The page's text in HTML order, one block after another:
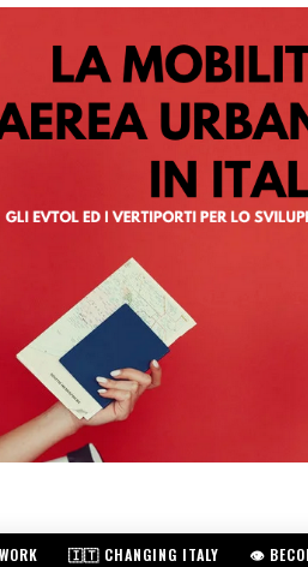
🇮🇹 CHANGING ITALY 👁️